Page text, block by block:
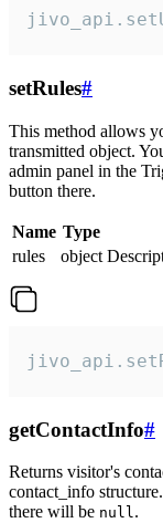
setRules#
This method allows
transmitted object.
admin panel in the
button there.
Name Type
rules
object
getContactInfo#
Returns visitor's
contact_info
there will be null.